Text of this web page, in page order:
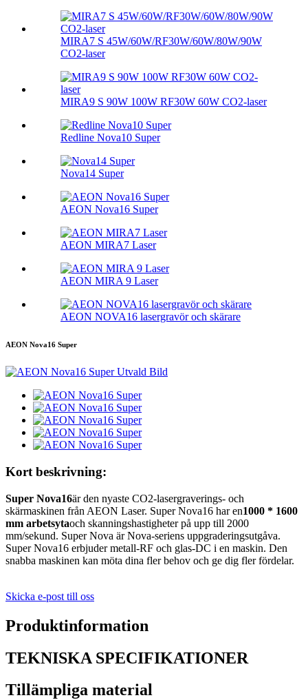
MIRA7 S 45W/60W/RF30W/60W/80W/90W
CO2-laser
MIRA9 S 90W 100W RF30W 60W CO2-laser
Redline Nova10 Super
Nova14 Super
AEON Nova16 Super
AEON MIRA7 Laser
AEON MIRA 9 Laser
AEON NOVA16 lasergravör och skärare
AEON Nova16 Super
Kort beskrivning:
Super Nova16är den nyaste CO2-lasergraverings- och
skärmaskinen från AEON Laser. Super Nova16 har en1000 * 1600
mm arbetsytaoch skanningshastigheter på upp till 2000
mm/sekund. Super Nova är Nova-seriens uppgraderingsutgåva.
Super Nova16 erbjuder metall-RF och glas-DC i en maskin. Den
snabba maskinen kan möta dina fler behov och ge dig fler fördelar.
Skicka e-post till oss
Produktinformation
TEKNISKA SPECIFIKATIONER
Tillämpliga material